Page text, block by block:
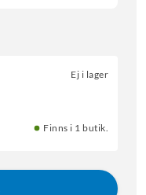
Ej i lager
Finns i 1 butik.